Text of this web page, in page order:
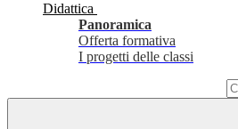
Didattica
Panoramica
Offerta formativa
I progetti delle classi